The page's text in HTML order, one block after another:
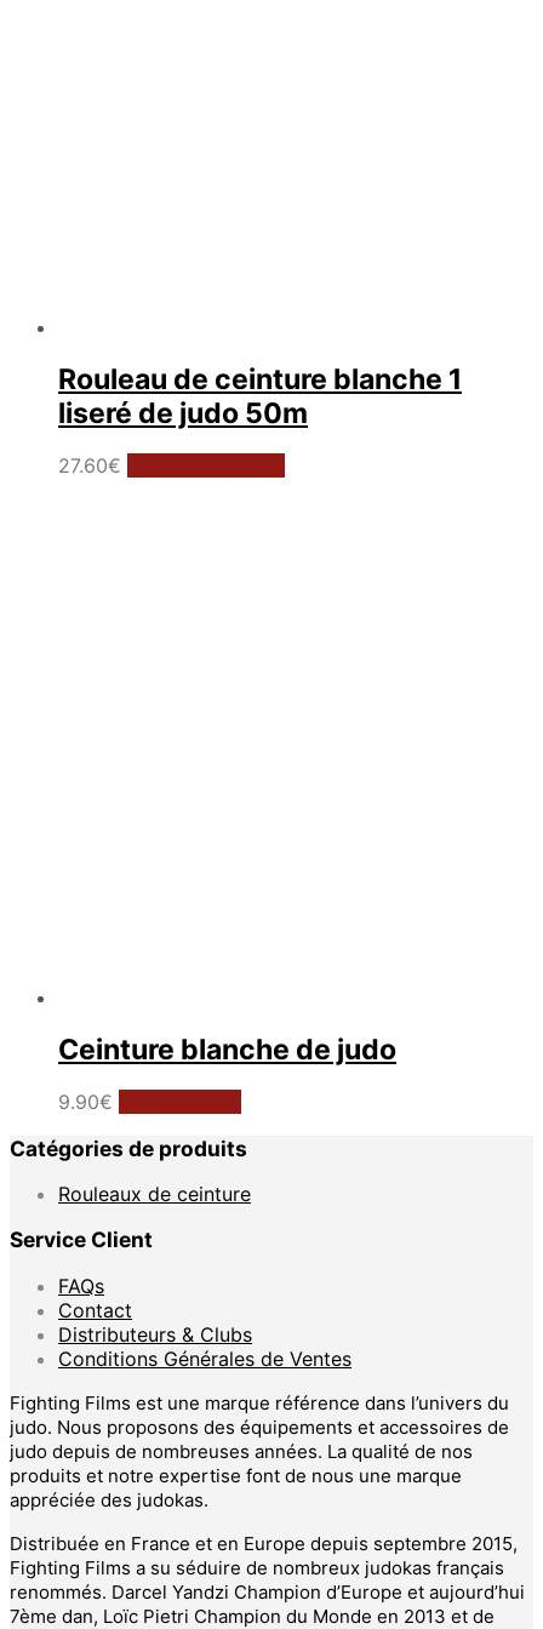
Rouleau de ceinture blanche 1
liseré de judo 50m
27.60€
Ceinture blanche de judo
9.90€
a
variations.
sur
la
du
produit
Catégories de produits
Rouleaux de ceinture
Service Client
FAQs
Contact
Distributeurs & Clubs
Conditions Générales de Ventes
Fighting Films est une marque référence dans l’univers du
judo. Nous proposons des équipements et accessoires de
judo depuis de nombreuses années. La qualité de nos
produits et notre expertise font de nous une marque
appréciée des judokas.
Distribuée en France et en Europe depuis septembre 2015,
Fighting Films a su séduire de nombreux judokas français
renommés. Darcel Yandzi Champion d’Europe et aujourd’hui
7ème dan, Loïc Pietri Champion du Monde en 2013 et de